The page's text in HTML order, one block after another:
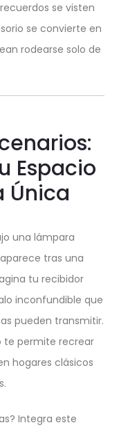
se visten
se convierte en
rodearse solo de
Espacio
Única
una lámpara
tras una
tu recibidor
inconfundible que
pueden transmitir.
te permite recrear
hogares clásicos
Integra este